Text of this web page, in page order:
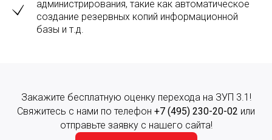
администрирования, такие как автоматическое
создание резервных копий информационной
базы и т.д.
Закажите бесплатную оценку перехода на ЗУП 3.1!
Свяжитесь с нами по телефон +7 (495) 230-20-02 или
отправьте заявку с нашего сайта!